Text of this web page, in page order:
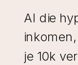
Al die
je 10k